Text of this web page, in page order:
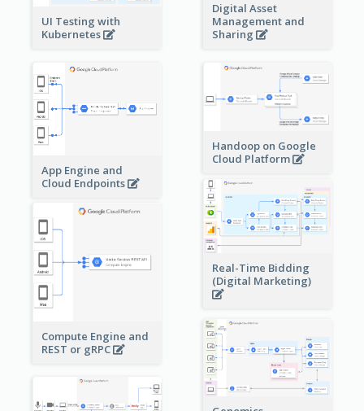
Digital Asset
Management and
Sharing
UI Testing with
Kubernetes
App Engine and
Cloud Endpoints
Handoop on Google
Cloud Platform
Real-Time Bidding
(Digital Marketing)
Compute Engine and
REST or gRPC